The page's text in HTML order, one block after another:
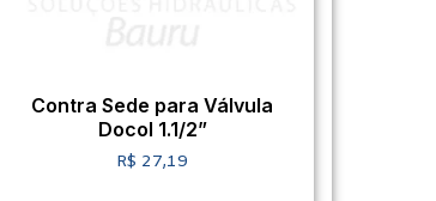
Contra Sede para Válvula
Docol 1.1/2”
R$ 27,19